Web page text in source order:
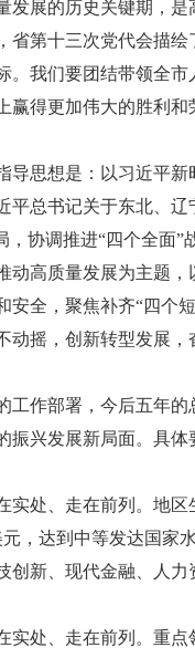
展的历史关键期，是
省第十三次党代会描
。我们要团结带领全
赢得更加伟大的胜利和
思想是：以习近平新
平总书记关于东北、
，协调推进“四个全面
动高质量发展为主题
安全，聚焦补齐“四个
动摇，创新转型发展
作部署，今后五年的
振兴发展新局面。具
、走在前列。地区生
，达到中等发达国家
创新、现代金融、人
、走在前列。重点领